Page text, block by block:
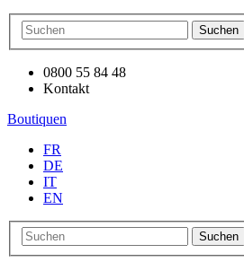
Suchen
0800 55 84 48
Kontakt
Boutiquen
FR
DE
IT
EN
Suchen